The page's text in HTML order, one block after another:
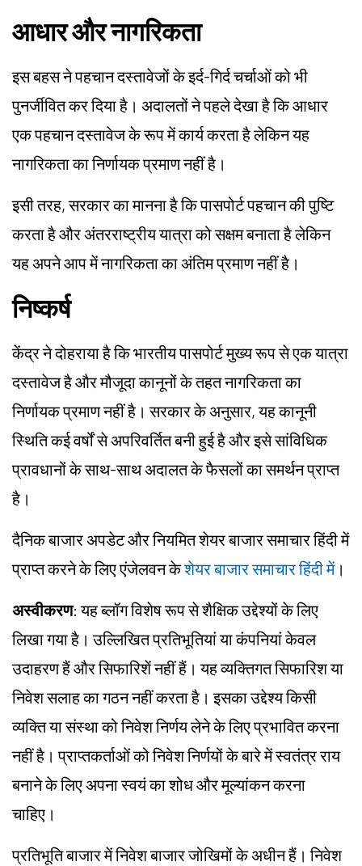
आधार और नागरिकता
इस बहस ने पहचान दस्तावेजों के इर्द-गिर्द चर्चाओं को भी
पुनर्जीवित कर दिया है। अदालतों ने पहले देखा है कि आधार
एक पहचान दस्तावेज के रूप में कार्य करता है लेकिन यह
नागरिकता का निर्णायक प्रमाण नहीं है।
इसी तरह, सरकार का मानना है कि पासपोर्ट पहचान की पुष्टि
करता है और अंतरराष्ट्रीय यात्रा को सक्षम बनाता है लेकिन
यह अपने आप में नागरिकता का अंतिम प्रमाण नहीं है।
निष्कर्ष
केंद्र ने दोहराया है कि भारतीय पासपोर्ट मुख्य रूप से एक यात्रा
दस्तावेज है और मौजूदा कानूनों के तहत नागरिकता का
निर्णायक प्रमाण नहीं है। सरकार के अनुसार, यह कानूनी
स्थिति कई वर्षों से अपरिवर्तित बनी हुई है और इसे सांविधिक
प्रावधानों के साथ-साथ अदालत के फैसलों का समर्थन प्राप्त
है।
दैनिक बाजार अपडेट और नियमित शेयर बाजार समाचार हिंदी में
प्राप्त करने के लिए एंजेलवन केशेयर बाजार समाचार हिंदी में।
अस्वीकरण: यह ब्लॉग विशेष रूप से शैक्षिक उद्देश्यों के लिए
लिखा गया है। उल्लिखित प्रतिभूतियां या कंपनियां केवल
उदाहरण हैं और सिफारिशें नहीं हैं। यह व्यक्तिगत सिफारिश या
निवेश सलाह का गठन नहीं करता है। इसका उद्देश्य किसी
व्यक्ति या संस्था को निवेश निर्णय लेने के लिए प्रभावित करना
नहीं है। प्राप्तकर्ताओं को निवेश निर्णयों के बारे में स्वतंत्र राय
बनाने के लिए अपना स्वयं का शोध और मूल्यांकन करना
चाहिए।
प्रतिभूति बाजार में निवेश बाजार जोखिमों के अधीन हैं। निवेश